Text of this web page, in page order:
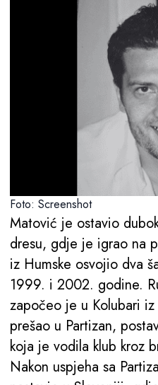
Foto: Screenshot
Matović je ostavio
dresu, gdje je igrao na
iz Humske osvojio dva
1999. i 2002. godine.
započeo je u Kolubari
prešao u Partizan,
koja je vodila klub kroz
Nakon uspjeha sa